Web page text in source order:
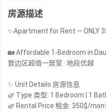
房源描述
✨Apartment for Rent — ONLY
🏡 Affordable 1-Bedroom in
敦边区超值一居室 · 地段优越
✨ Unit Details 房源信息
🌿 Type 类型: 1 Bedroom | 1
🌿 Rental Price 租金: 350$/